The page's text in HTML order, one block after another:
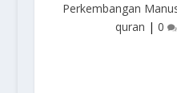
Perkembangan
quran |0